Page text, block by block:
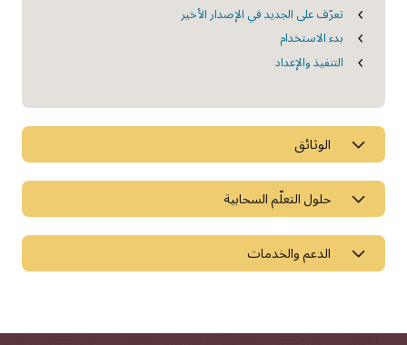
تعرّف على الجديد في الإصدار الأخير
بدء الاستخدام
التنفيذ والإعداد
الوثائق
حلول التعلّم السحابية
الدعم والخدمات